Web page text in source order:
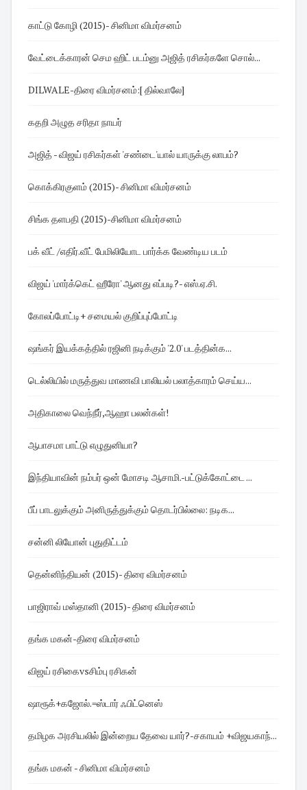
காட்டு கோழி (2015)- சினிமா விமர்சனம்
வேட்டைக்காரன் செம ஹிட் படம்னு அஜித் ரசிகர்களே சொல்...
DILWALE-திரை விமர்சனம்:[ தில்வாலே]
கதறி அழுத சரிதா நாயர்
அஜித் - விஜய் ரசிகர்கள் 'சண்டை'யால் யாருக்கு லாபம்?
கொக்கிரகுளம் (2015)- சினிமா விமர்சனம்
சிங்க தளபதி (2015)-சினிமா விமர்சனம்
பக் வீட் /எதிர்.வீட் பேமிலியோட பார்க்க வேண்டிய படம்
விஜய் 'மார்க்கெட் ஹீரோ' ஆனது எப்படி?- எஸ்.ஏ.சி.
கோலப்போட்டி+ சமையல் குறிப்புப்போட்டி
ஷங்கர் இயக்கத்தில் ரஜினி நடிக்கும் '2.0' படத்தின்க...
டெல்லியில் மருத்துவ மாணவி பாலியல் பலாத்காரம் செய்ய...
அதிகாலை வெந்நீர்,ஆஹா பலன்கள்!
ஆபாசமா பாட்டு எழுதுனியா?
இந்தியாவின் நம்பர் ஒன் மோசடி ஆசாமி.-பட்டுக்கோட்டை ...
பீப் பாடலுக்கும் அனிருத்துக்கும் தொடர்பில்லை: நடிக...
சன்னி லியோன் புதுதிட்டம்
தென்னிந்தியன் (2015)- திரை விமர்சனம்
பாஜிராவ் மஸ்தானி (2015)- திரை விமர்சனம்
தங்க மகன்-திரை விமர்சனம்
விஜய் ரசிகைvsசிம்பு ரசிகன்
ஷாரூக்+கஜோல்.=ஸ்டார் ஃபிட்னெஸ்
தமிழக அரசியலில் இன்றைய தேவை யார்?-சகாயம் +விஜயகாந்...
தங்க மகன் - சினிமா விமர்சனம்